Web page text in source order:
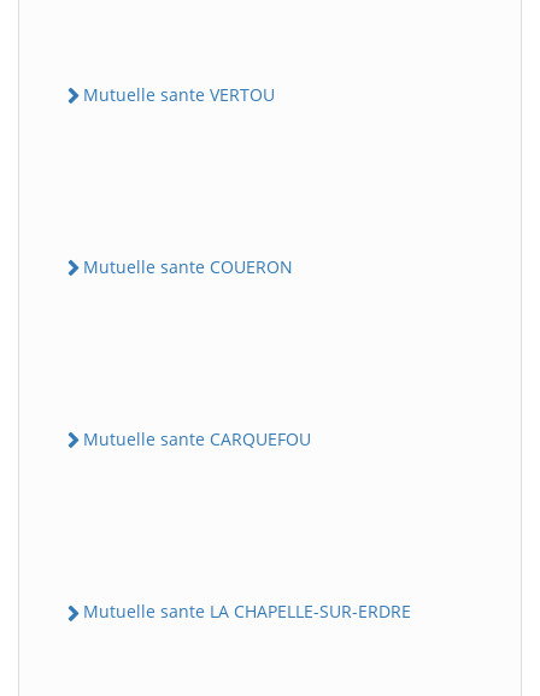
Mutuelle sante VERTOU
Mutuelle sante COUERON
Mutuelle sante CARQUEFOU
Mutuelle sante LA CHAPELLE-SUR-ERDRE